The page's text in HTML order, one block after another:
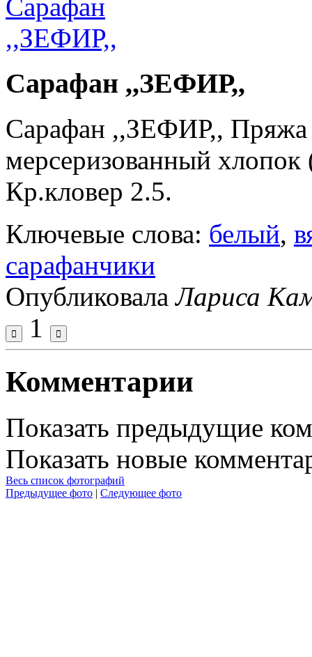
Сарафан ,,ЗЕФИР,,
Сарафан ,,ЗЕФИР,,
мерсеризованный хлопок
Кр.кловер 2.5.
Ключевые слова: белый,
сарафанчики
ОпубликовалаЛариса
1
Комментарии
Показать предыдущие
Показать новые
Весь список фотографий
Предыдущее фото | Следующее фото